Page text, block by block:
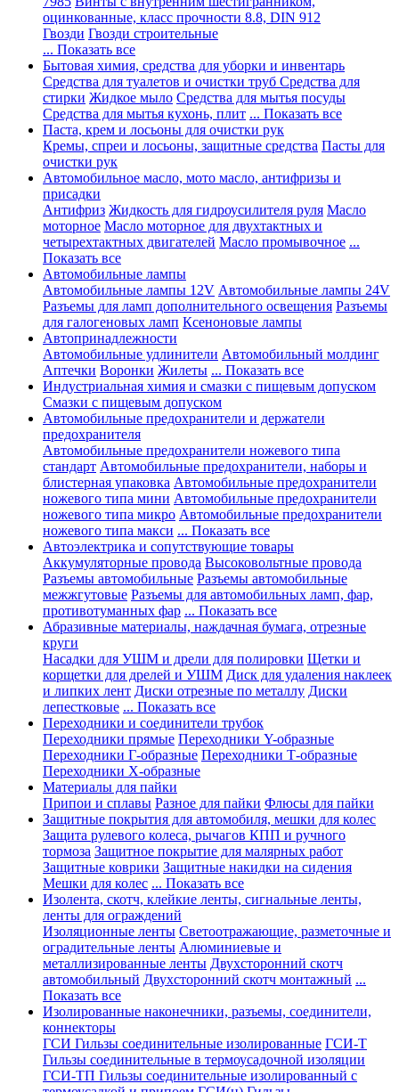
оцинкованные, класс прочности 8.8, DIN 912
Гвозди Гвозди строительные
... Показать все
Бытовая химия, средства для уборки и инвентарь
Средства для туалетов и очистки труб Средства для
стирки Жидкое мыло Средства для мытья посуды
Средства для мытья кухонь, плит ... Показать все
Паста, крем и лосьоны для очистки рук
Кремы, спреи и лосьоны, защитные средства Пасты для
очистки рук
Автомобильное масло, мото масло, антифризы и
присадки
Антифриз Жидкость для гидроусилителя руля Масло
моторное Масло моторное для двухтактных и
четырехтактных двигателей Масло промывочное ...
Показать все
Автомобильные лампы
Автомобильные лампы 12V Автомобильные лампы 24V
Разъемы для ламп дополнительного освещения Разъемы
для галогеновых ламп Ксеноновые лампы
Автопринадлежности
Автомобильные удлинители Автомобильный молдинг
Аптечки Воронки Жилеты ... Показать все
Индустриальная химия и смазки с пищевым допуском
Смазки с пищевым допуском
Автомобильные предохранители и держатели
предохранителя
Автомобильные предохранители ножевого типа
стандарт Автомобильные предохранители, наборы и
блистерная упаковка Автомобильные предохранители
ножевого типа мини Автомобильные предохранители
ножевого типа микро Автомобильные предохранители
ножевого типа макси ... Показать все
Автоэлектрика и сопутствующие товары
Аккумуляторные провода Высоковольтные провода
Разъемы автомобильные Разъемы автомобильные
межжгутовые Разъемы для автомобильных ламп, фар,
противотуманных фар ... Показать все
Абразивные материалы, наждачная бумага, отрезные
круги
Насадки для УШМ и дрели для полировки Щетки и
корщетки для дрелей и УШМ Диск для удаления наклеек
и липких лент Диски отрезные по металлу Диски
лепестковые ... Показать все
Переходники и соединители трубок
Переходники прямые Переходники Y-образные
Переходники Г-образные Переходники Т-образные
Переходники Х-образные
Материалы для пайки
Припои и сплавы Разное для пайки Флюсы для пайки
Защитные покрытия для автомобиля, мешки для колес
Защита рулевого колеса, рычагов КПП и ручного
тормоза Защитное покрытие для малярных работ
Защитные коврики Защитные накидки на сидения
Мешки для колес ... Показать все
Изолента, скотч, клейкие ленты, сигнальные ленты,
ленты для ограждений
Изоляционные ленты Светоотражающие, разметочные и
оградительные ленты Алюминиевые и
металлизированные ленты Двухсторонний скотч
автомобильный Двухсторонний скотч монтажный ...
Показать все
Изолированные наконечники, разъемы, соединители,
коннекторы
ГСИ Гильзы соединительные изолированные ГСИ-Т
Гильзы соединительные в термоусадочной изоляции
ГСИ-ТП Гильзы соединительные изолированный с